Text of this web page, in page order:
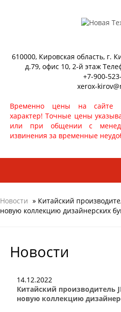
610000, Кировская область, г.
д.79, офис 10, 2-й этаж
+7-900-
xerox-
Временно цены на сайте
характер! Точные цены
или при общении с
извинения за временные
Новости » Китайский
новую коллекцию дизайнерских
Новости
14.12.2022
Китайский производитель
новую коллекцию